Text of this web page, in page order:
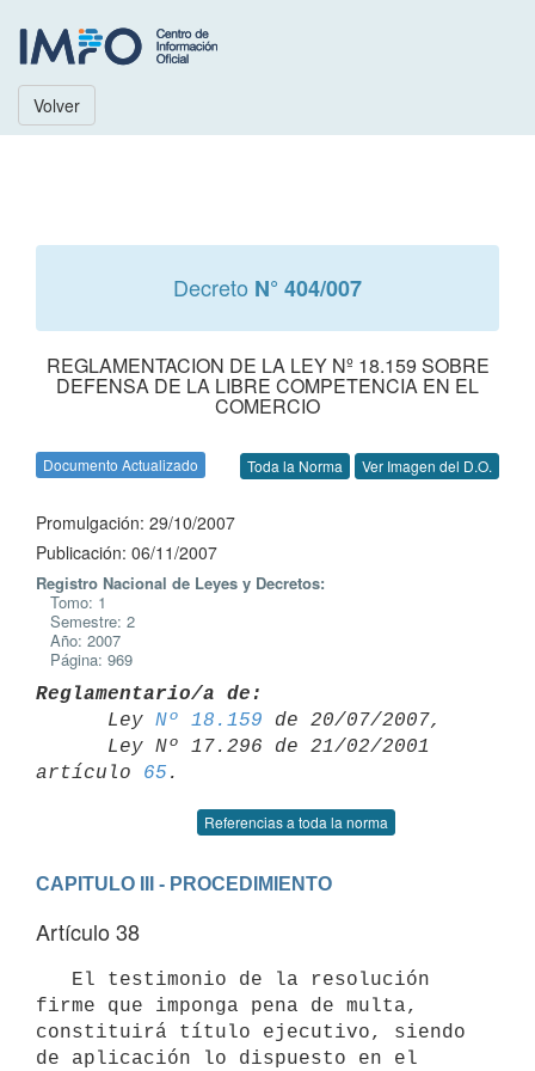
Volver
Decreto N° 404/007
REGLAMENTACION DE LA LEY Nº 18.159 SOBRE
DEFENSA DE LA LIBRE COMPETENCIA EN EL
COMERCIO
Documento Actualizado Toda la Norma Ver Imagen del D.O.
Promulgación: 29/10/2007
Publicación: 06/11/2007
Registro Nacional de Leyes y Decretos:
Tomo: 1
Semestre: 2
Año: 2007
Página: 969
Reglamentario/a de:
Ley Nº 18.159 de 20/07/2007,
artículo 65
Referencias a toda la norma
CAPITULO III - PROCEDIMIENTO
Artículo 38
firme que imponga pena de multa,
constituirá título ejecutivo, siendo
de aplicación lo dispuesto en el